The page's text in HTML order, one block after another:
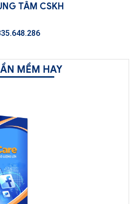
TÂM CSKH
MỀM HAY